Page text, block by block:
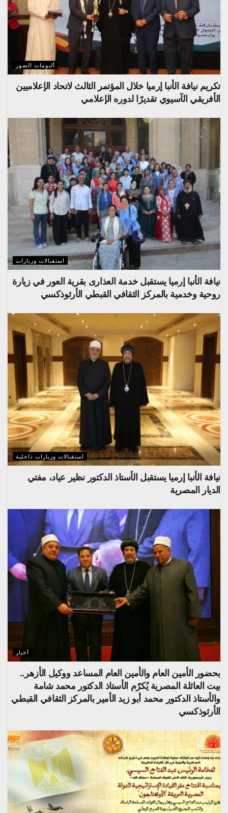
ألبومات الصور
تكريم نيافة الأنبا إرميا خلال المؤتمر الثالث لاتحاد الإعلاميين
الأفريقي الآسيوي تقديرًا لدوره الإعلامي
استقبالات وزيارات
نيافة الأنبا إرميا يستقبل خدمة العذارى بقرية العور في زيارة
روحية وخدمية بالمركز الثقافي القبطي الأرثوذكسي
استقبالات وزيارات داخلية
نيافة الأنبا إرميا يستقبل الأستاذ الدكتور نظير عياد، مفتي
الديار المصرية
أخبار
بحضور الأمين العام والأمين العام المساعد ووكيل الأزهر..
بيت العائلة المصرية يُكرّم الأستاذ الدكتور محمد شامة
والأستاذ الدكتور محمد أبو زيد الأمير بالمركز الثقافي القبطي
الأرثوذكسي